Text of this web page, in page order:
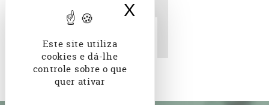
Este site utiliza
cookies e dá-lhe
controle sobre o que
quer ativar
X
Guyane J.-A.-A Hansen